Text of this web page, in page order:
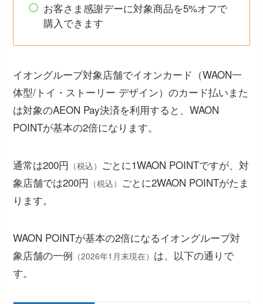
お客さま感謝デーに対象商品を5%オフで
購入できます
イオングループ対象店舗でイオンカード（WAON一
体型/トイ・ストーリー デザイン）のカード払いまた
は対象のAEON Pay決済を利用すると、WAON
POINTが基本の2倍になります。
通常は200円 （税込） ごとに1WAON POINTですが、対
象店舗では200円 （税込） ごとに2WAON POINTがたま
ります。
WAON POINTが基本の2倍になるイオングループ対
象店舗の一例 （2026年1月末現在） は、以下の通りで
す。